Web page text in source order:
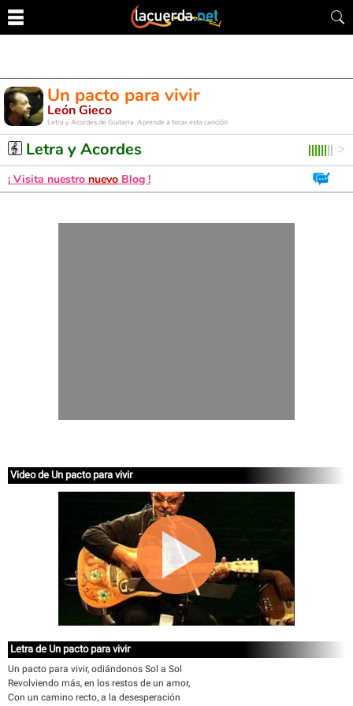
Un pacto para vivir
León Gieco
Letra y Acordes de Guitarra. Aprende a tocar esta canción
Letra y Acordes
¡ Visita nuestro nuevo Blog !
Video de Un pacto para vivir
Letra de Un pacto para vivir
Un pacto para vivir, odiándonos Sol a Sol
Revolviendo más, en los restos de un amor,
Con un camino recto, a la desesperación